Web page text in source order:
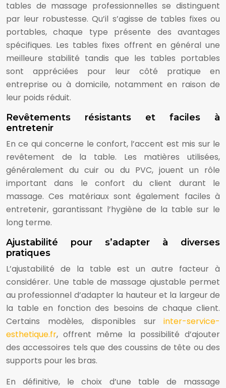
tables de massage professionnelles se distinguent
par leur robustesse. Qu’il s’agisse de tables fixes ou
portables, chaque type présente des avantages
spécifiques. Les tables fixes offrent en général une
meilleure stabilité tandis que les tables portables
sont appréciées pour leur côté pratique en
entreprise ou à domicile, notamment en raison de
leur poids réduit.
Revêtements résistants et faciles à
entretenir
En ce qui concerne le confort, l’accent est mis sur le
revêtement de la table. Les matières utilisées,
généralement du cuir ou du PVC, jouent un rôle
important dans le confort du client durant le
massage. Ces matériaux sont également faciles à
entretenir, garantissant l’hygiène de la table sur le
long terme.
Ajustabilité pour s’adapter à diverses
pratiques
L’ajustabilité de la table est un autre facteur à
considérer. Une table de massage ajustable permet
au professionnel d’adapter la hauteur et la largeur de
la table en fonction des besoins de chaque client.
Certains modèles, disponibles sur inter-service-
esthetique.fr, offrent même la possibilité d’ajouter
des accessoires tels que des coussins de tête ou des
supports pour les bras.
En définitive, le choix d’une table de massage